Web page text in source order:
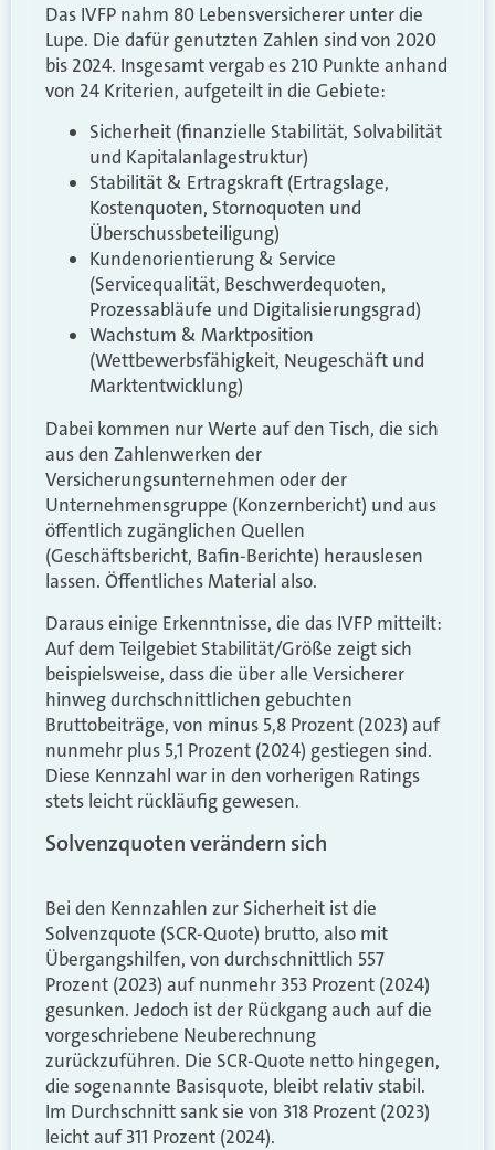
Das IVFP nahm 80 Lebensversicherer unter die
Lupe. Die dafür genutzten Zahlen sind von 2020
bis 2024. Insgesamt vergab es 210 Punkte anhand
von 24 Kriterien, aufgeteilt in die Gebiete:
Sicherheit (finanzielle Stabilität, Solvabilität
und Kapitalanlagestruktur)
Stabilität & Ertragskraft (Ertragslage,
Kostenquoten, Stornoquoten und
Überschussbeteiligung)
Kundenorientierung & Service
(Servicequalität, Beschwerdequoten,
Prozessabläufe und Digitalisierungsgrad)
Wachstum & Marktposition
(Wettbewerbsfähigkeit, Neugeschäft und
Marktentwicklung)
Dabei kommen nur Werte auf den Tisch, die sich
aus den Zahlenwerken der
Versicherungsunternehmen oder der
Unternehmensgruppe (Konzernbericht) und aus
öffentlich zugänglichen Quellen
(Geschäftsbericht, Bafin-Berichte) herauslesen
lassen. Öffentliches Material also.
Daraus einige Erkenntnisse, die das IVFP mitteilt:
Auf dem Teilgebiet Stabilität/Größe zeigt sich
beispielsweise, dass die über alle Versicherer
hinweg durchschnittlichen gebuchten
Bruttobeiträge, von minus 5,8 Prozent (2023) auf
nunmehr plus 5,1 Prozent (2024) gestiegen sind.
Diese Kennzahl war in den vorherigen Ratings
stets leicht rückläufig gewesen.
Solvenzquoten verändern sich
Bei den Kennzahlen zur Sicherheit ist die
Solvenzquote (SCR-Quote) brutto, also mit
Übergangshilfen, von durchschnittlich 557
Prozent (2023) auf nunmehr 353 Prozent (2024)
gesunken. Jedoch ist der Rückgang auch auf die
vorgeschriebene Neuberechnung
zurückzuführen. Die SCR-Quote netto hingegen,
die sogenannte Basisquote, bleibt relativ stabil.
Im Durchschnitt sank sie von 318 Prozent (2023)
leicht auf 311 Prozent (2024).